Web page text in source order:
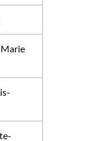
Marie